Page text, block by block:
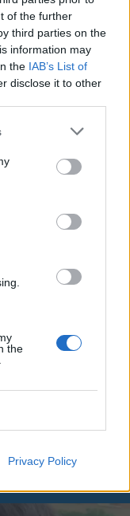
of the further
third parties on the
information may
the IAB’s List of
disclose it to other
the
Privacy Policy